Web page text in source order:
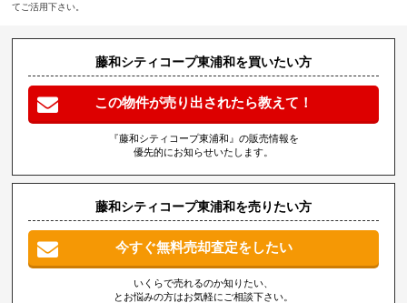
てご活用下さい。
藤和シティコープ東浦和を買いたい方
この物件が売り出されたら教えて！
『藤和シティコープ東浦和』の販売情報を
優先的にお知らせいたします。
藤和シティコープ東浦和を売りたい方
今すぐ無料売却査定をしたい
いくらで売れるのか知りたい、
とお悩みの方はお気軽にご相談下さい。